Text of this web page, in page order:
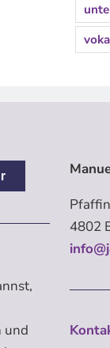
und
4802